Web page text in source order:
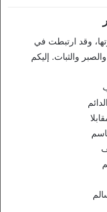
وقد ارتبطت في
والصبر والثبات. إليكم